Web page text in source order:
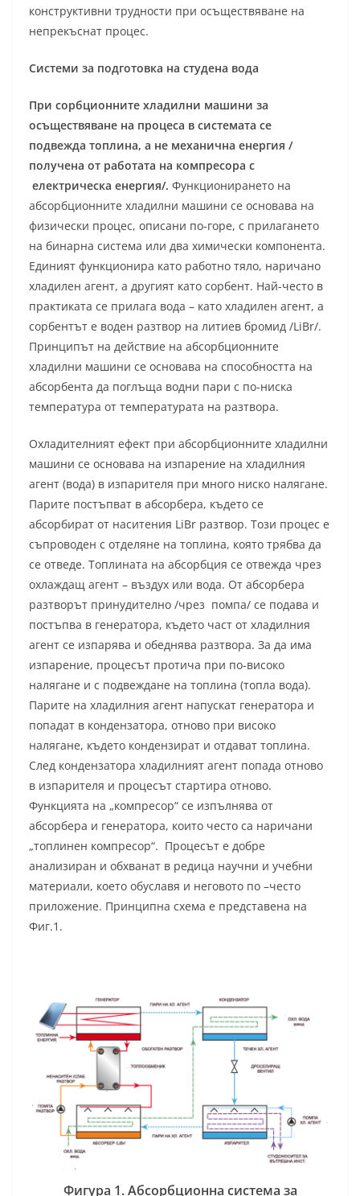
конструктивни трудности при осъществяване на
непрекъснат процес.
Системи за подготовка на студена вода
При сорбционните хладилни машини за
осъществяване на процеса в системата се
подвежда топлина, а не механична енергия /
получена от работата на компресора с
електрическа енергия/. Функционирането на
абсорбционните хладилни машини се основава на
физически процес, описани по-горе, с прилагането
на бинарна система или два химически компонента.
Единият функционира като работно тяло, наричано
хладилен агент, а другият като сорбент. Най-често в
практиката се прилага вода – като хладилен агент, а
сорбентът е воден разтвор на литиев бромид /LiBr/.
Принципът на действие на абсорбционните
хладилни машини се основава на способността на
абсорбента да поглъща водни пари с по-ниска
температура от температурата на разтвора.
Охладителният ефект при абсорбционните хладилни
машини се основава на изпарение на хладилния
агент (вода) в изпарителя при много ниско налягане.
Парите постъпват в абсорбера, където се
абсорбират от наситения LiBr разтвор. Този процес е
съпроводен с отделяне на топлина, която трябва да
се отведе. Топлината на абсорбция се отвежда чрез
охлаждащ агент – въздух или вода. От абсорбера
разтворът принудително /чрез помпа/ се подава и
постъпва в генератора, където част от хладилния
агент се изпарява и обеднява разтвора. За да има
изпарение, процесът протича при по-високо
налягане и с подвеждане на топлина (топла вода).
Парите на хладилния агент напускат генератора и
попадат в кондензатора, отново при високо
налягане, където кондензират и отдават топлина.
След кондензатора хладилният агент попада отново
в изпарителя и процесът стартира отново.
Функцията на „компресор“ се изпълнява от
абсорбера и генератора, които често са наричани
„топлинен компресор“. Процесът е добре
анализиран и обхванат в редица научни и учебни
материали, което обуславя и неговото по –често
приложение. Принципна схема е представена на
Фиг.1.
Фигура 1. Абсорбционна система за